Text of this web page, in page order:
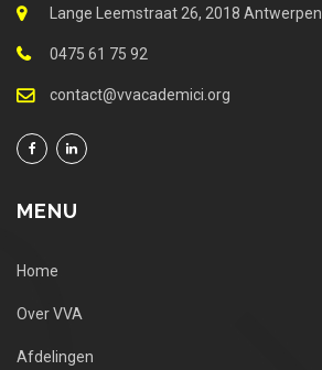
Lange Leemstraat 26, 2018 Antwerpen
0475 61 75 92
contact@vvacademici.org
MENU
Home
Over VVA
Afdelingen